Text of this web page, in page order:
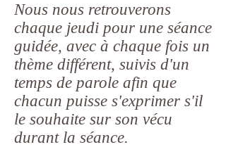
Nous nous retrouverons
chaque jeudi pour une séance
guidée, avec à chaque fois un
thème différent, suivis d'un
temps de parole afin que
chacun puisse s'exprimer s'il
le souhaite sur son vécu
durant la séance.